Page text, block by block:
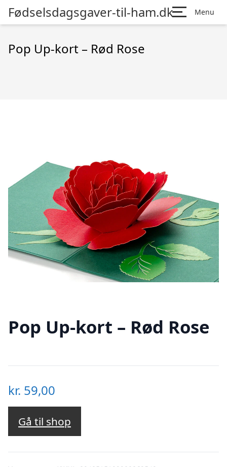
Fødselsdagsgaver-til-ham.dk Menu
Pop Up-kort – Rød Rose
Pop Up-kort – Rød Rose
kr. 59,00
Gå til shop